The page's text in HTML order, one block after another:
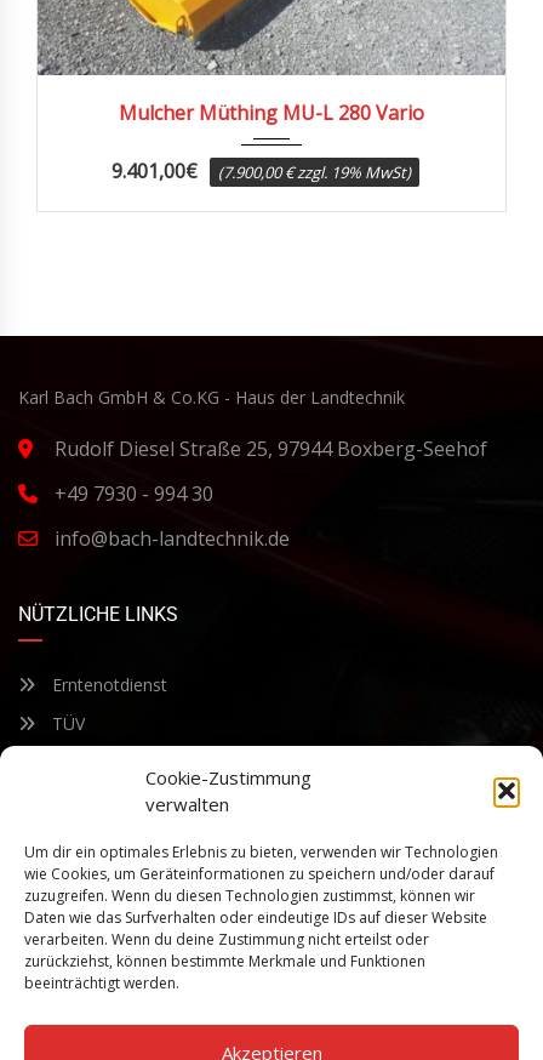
Cookie-Zustimmung
verwalten
Um dir ein optimales Erlebnis zu bieten, verwenden wir Technologien
wie Cookies, um Geräteinformationen zu speichern und/oder darauf
zuzugreifen. Wenn du diesen Technologien zustimmst, können wir
Daten wie das Surfverhalten oder eindeutige IDs auf dieser Website
verarbeiten. Wenn du deine Zustimmung nicht erteilst oder
zurückziehst, können bestimmte Merkmale und Funktionen
beeinträchtigt werden.
Akzeptieren
Mulcher Müthing MU-L 280 Vario
9.401,00€ (7.900,00 € zzgl. 19% MwSt)
Karl Bach GmbH & Co.KG - Haus der Landtechnik
Rudolf Diesel Straße 25, 97944 Boxberg-Seehof
+49 7930 - 994 30
info@bach-landtechnik.de
NÜTZLICHE LINKS
Erntenotdienst
TÜV
Bleiben Sie auf dem Laufenden über unsere sich ständig
weiterentwickelnden Produkteigenschaften und Technologien.
Geben Sie Ihre E-Mail-Adresse ein und abonnieren Sie unseren
Newsletter.